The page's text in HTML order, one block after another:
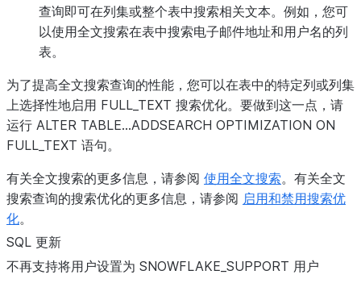
查询即可在列集或整个表中搜索相关文本。例如，您可
以使用全文搜索在表中搜索电子邮件地址和用户名的列
表。
为了提高全文搜索查询的性能，您可以在表中的特定列或列集
上选择性地启用 FULL_TEXT 搜索优化。要做到这一点，请
运行 ALTER TABLE...ADDSEARCH OPTIMIZATION ON
FULL_TEXT 语句。
有关全文搜索的更多信息，请参阅 使用全文搜索。有关全文
搜索查询的搜索优化的更多信息，请参阅 启用和禁用搜索优
化。
SQL 更新
不再支持将用户设置为 SNOWFLAKE_ SUPPORT 用户